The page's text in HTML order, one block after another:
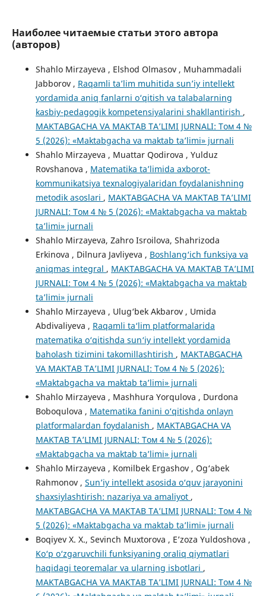
Наиболее читаемые статьи этого автора
(авторов)
Shahlo Mirzayeva , Elshod Olmasov , Muhammadali
Jabborov , Raqamli ta’lim muhitida sun’iy intellekt
yordamida aniq fanlarni o‘qitish va talabalarning
kasbiy-pedagogik kompetensiyalarini shakllantirish ,
MAKTABGACHA VA MAKTAB TA’LIMI JURNALI: Том 4 №
5 (2026): «Maktabgacha va maktab ta’limi» jurnali
Shahlo Mirzayeva , Muattar Qodirova , Yulduz
Rovshanova , Matematika ta’limida axborot-
kommunikatsiya texnalogiyalaridan foydalanishning
metodik asoslari , MAKTABGACHA VA MAKTAB TA’LIMI
JURNALI: Том 4 № 5 (2026): «Maktabgacha va maktab
ta’limi» jurnali
Shahlo Mirzayeva, Zahro Isroilova, Shahrizoda
Erkinova , Dilnura Javliyeva , Boshlang‘ich funksiya va
aniqmas integral , MAKTABGACHA VA MAKTAB TA’LIMI
JURNALI: Том 4 № 5 (2026): «Maktabgacha va maktab
ta’limi» jurnali
Shahlo Mirzayeva , Ulug‘bek Akbarov , Umida
Abdivaliyeva , Raqamli ta‘lim platformalarida
matematika o‘qitishda sun‘iy intellekt yordamida
baholash tizimini takomillashtirish , MAKTABGACHA
VA MAKTAB TA’LIMI JURNALI: Том 4 № 5 (2026):
«Maktabgacha va maktab ta’limi» jurnali
Shahlo Mirzayeva , Mashhura Yorqulova , Durdona
Boboqulova , Matematika fanini o‘qitishda onlayn
platformalardan foydalanish , MAKTABGACHA VA
MAKTAB TA’LIMI JURNALI: Том 4 № 5 (2026):
«Maktabgacha va maktab ta’limi» jurnali
Shahlo Mirzayeva , Komilbek Ergashov , Og‘abek
Rahmonov , Sun’iy intellekt asosida o‘quv jarayonini
shaxsiylashtirish: nazariya va amaliyot ,
MAKTABGACHA VA MAKTAB TA’LIMI JURNALI: Том 4 №
5 (2026): «Maktabgacha va maktab ta’limi» jurnali
Boqiyev X. X., Sevinch Muxtorova , E’zoza Yuldoshova ,
Ko‘p o‘zgaruvchili funksiyaning oraliq qiymatlari
haqidagi teoremalar va ularning isbotlari ,
MAKTABGACHA VA MAKTAB TA’LIMI JURNALI: Том 4 №